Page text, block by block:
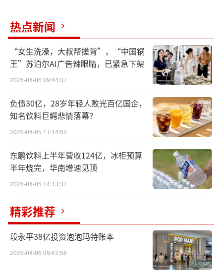
热点新闻
“女生洗澡，大叔帮搓背”，“中国锅
王”苏泊尔AI广告辣眼睛，已紧急下架
2026-08-06 09:44:37
负债30亿，28岁年轻人败光百亿国企，
知名饮料巨鳄悲情落幕？
2026-08-05 17:14:52
东鹏饮料上半年营收124亿，冰柜预算
半年烧完，华南增速见顶
2026-08-05 14:13:37
精彩推荐
段永平38亿投资泡泡玛特账本
2026-08-06 09:42:56